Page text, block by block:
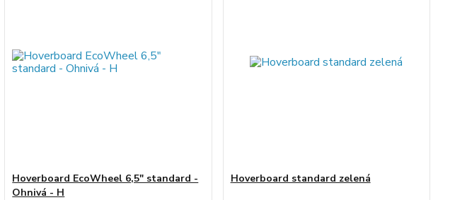
Hoverboard EcoWheel 6,5" standard -
Ohnivá - H
Hoverboard standard zelená